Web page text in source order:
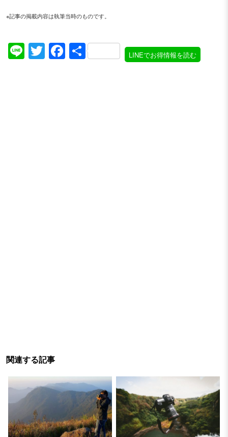
※記事の掲載内容は執筆当時のものです。
LineTwitter
Facebook
共 LINEでお得情報を読む
関連する記事